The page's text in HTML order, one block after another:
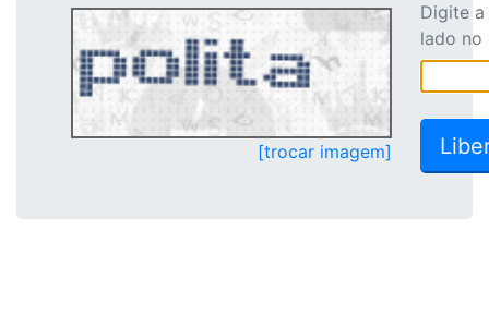
[trocar imagem]
Digite
lado no